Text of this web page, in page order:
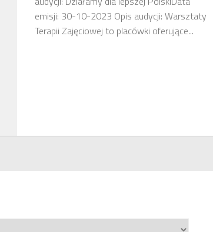
emisji: 30-10-2023 Opis audycji: Warsztaty
Terapii Zajęciowej to placówki oferujące...